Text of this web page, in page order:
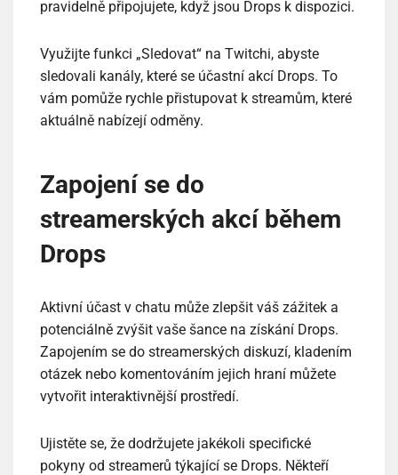
pravidelně připojujete, když jsou Drops k dispozici.
Využijte funkci „Sledovat“ na Twitchi, abyste
sledovali kanály, které se účastní akcí Drops. To
vám pomůže rychle přistupovat k streamům, které
aktuálně nabízejí odměny.
Zapojení se do
streamerských akcí během
Drops
Aktivní účast v chatu může zlepšit váš zážitek a
potenciálně zvýšit vaše šance na získání Drops.
Zapojením se do streamerských diskuzí, kladením
otázek nebo komentováním jejich hraní můžete
vytvořit interaktivnější prostředí.
Ujistěte se, že dodržujete jakékoli specifické
pokyny od streamerů týkající se Drops. Někteří